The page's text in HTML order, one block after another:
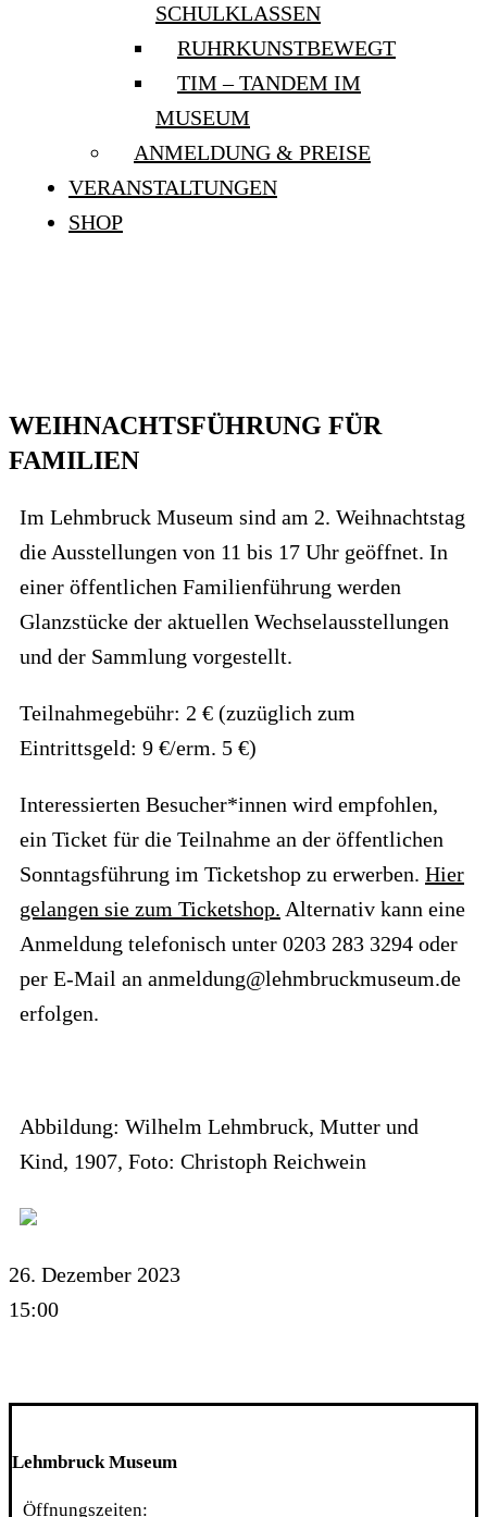
SCHULKLASSEN
RUHRKUNSTBEWEGT
TIM – TANDEM IM
MUSEUM
ANMELDUNG & PREISE
VERANSTALTUNGEN
SHOP
WEIHNACHTSFÜHRUNG FÜR
FAMILIEN
Im Lehmbruck Museum sind am 2. Weihnachtstag
die Ausstellungen von 11 bis 17 Uhr geöffnet. In
einer öffentlichen Familienführung werden
Glanzstücke der aktuellen Wechselausstellungen
und der Sammlung vorgestellt.
Teilnahmegebühr: 2 € (zuzüglich zum
Eintrittsgeld: 9 €/erm. 5 €)
Interessierten Besucher*innen wird empfohlen,
ein Ticket für die Teilnahme an der öffentlichen
Sonntagsführung im Ticketshop zu erwerben. Hier
gelangen sie zum Ticketshop. Alternativ kann eine
Anmeldung telefonisch unter 0203 283 3294 oder
per E-Mail an anmeldung@lehmbruckmuseum.de
erfolgen.
Abbildung: Wilhelm Lehmbruck, Mutter und
Kind, 1907, Foto: Christoph Reichwein
26. Dezember 2023
15:00
Lehmbruck Museum
Öffnungszeiten: